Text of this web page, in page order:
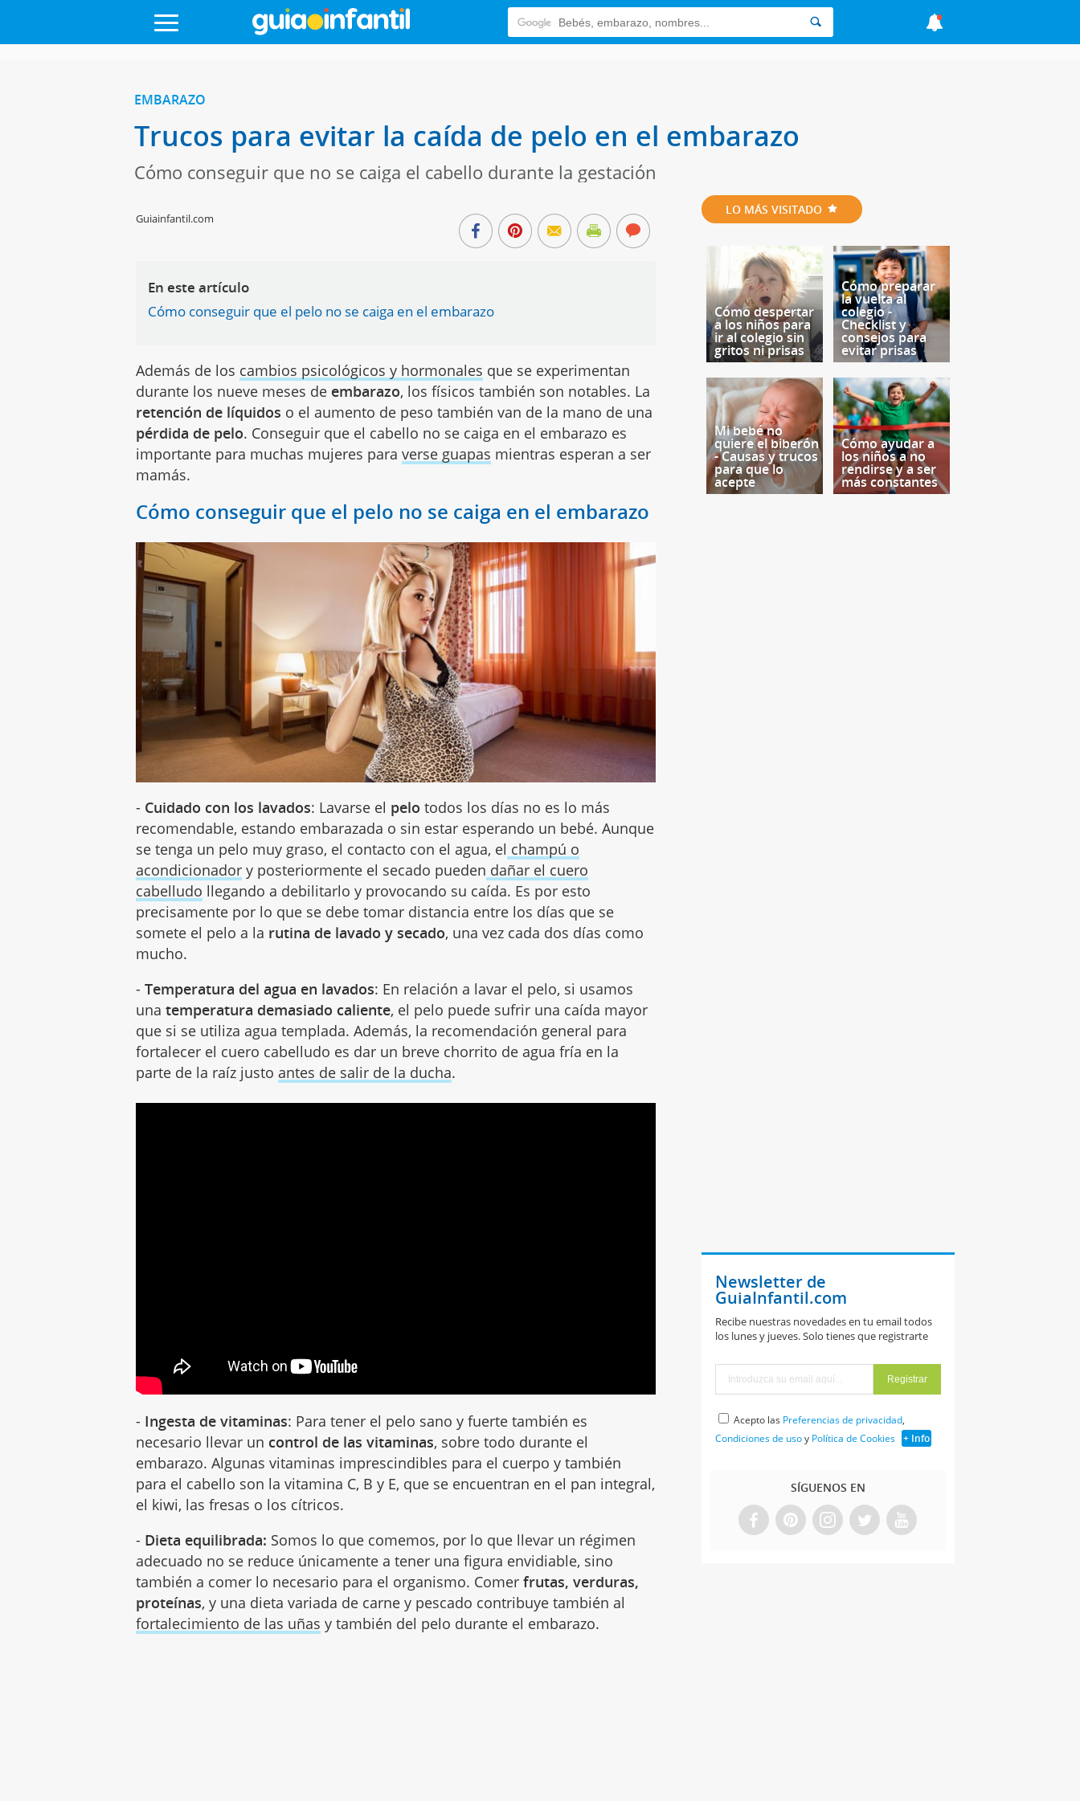
EMBARAZO
Trucos para evitar la caída de pelo en el embarazo
Cómo conseguir que no se caiga el cabello durante la gestación
Guiainfantil.com
En este artículo
Cómo conseguir que el pelo no se caiga en el embarazo
Además de los cambios psicológicos y hormonales que se experimentan
durante los nueve meses de embarazo, los físicos también son notables. La
retención de líquidos o el aumento de peso también van de la mano de una
pérdida de pelo. Conseguir que el cabello no se caiga en el embarazo es
importante para muchas mujeres paraverse guapas mientras esperan a ser
mamás.
Cómo conseguir que el pelo no se caiga en el embarazo
- Cuidado con los lavados: Lavarse el pelo todos los días no es lo más
recomendable, estando embarazada o sin estar esperando un bebé. Aunque
se tenga un pelo muy graso, el contacto con el agua, el champú o
acondicionador y posteriormente el secado pueden dañar el cuero
cabelludo llegando a debilitarlo y provocando su caída. Es por esto
precisamente por lo que se debe tomar distancia entre los días que se
somete el pelo a la rutina de lavado y secado, una vez cada dos días como
mucho.
-Temperatura del agua en lavados: En relación a lavar el pelo, si usamos
unatemperatura demasiado caliente, el pelo puede sufrir una caída mayor
que si se utiliza agua templada. Además, la recomendación general para
fortalecer el cuero cabelludo es dar un breve chorrito de agua fría en la
parte de la raíz justo antes de salir de la ducha.
- Ingesta de vitaminas: Para tener el pelo sano y fuerte también es
necesario llevar un control de las vitaminas, sobre todo durante el
embarazo. Algunas vitaminas imprescindibles para el cuerpo y también
para el cabello son la vitamina C, B y E, que se encuentran en el pan integral,
el kiwi, las fresas o los cítricos.
- Dieta equilibrada: Somos lo que comemos, por lo que llevar un régimen
adecuado no se reduce únicamente a tener una figura envidiable, sino
también a comer lo necesario para el organismo. Comerfrutas, verduras,
proteínas, y una dieta variada de carne y pescado contribuye también al
fortalecimiento de las uñas y también del pelo durante el embarazo.
LO MÁS VISITADO
Cómo despertar
a los niños para
ir al colegio sin
gritos ni prisas
Cómo preparar
la vuelta al
colegio -
Checklist y
consejos para
evitar prisas
Mi bebé no
quiere el biberón
- Causas y trucos
para que lo
acepte
Cómo ayudar a
los niños a no
rendirse y a ser
más constantes
Newsletter de
GuiaInfantil.com
Recibe nuestras novedades en tu email todos
los lunes y jueves. Solo tienes que registrarte
Acepto las Preferencias de privacidad,
Condiciones de usoy Política de Cookies + Info
SÍGUENOS EN